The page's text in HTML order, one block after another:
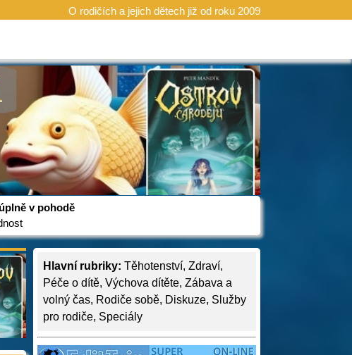
O rodičích a jejich dětech již od roku 2009
v pohodě
Hlavní rubriky: Těhotenství, Zdraví,
Péče o dítě, Výchova dítěte, Zábava a
volný čas, Rodiče sobě, Diskuze, Služby
pro rodiče, Speciály